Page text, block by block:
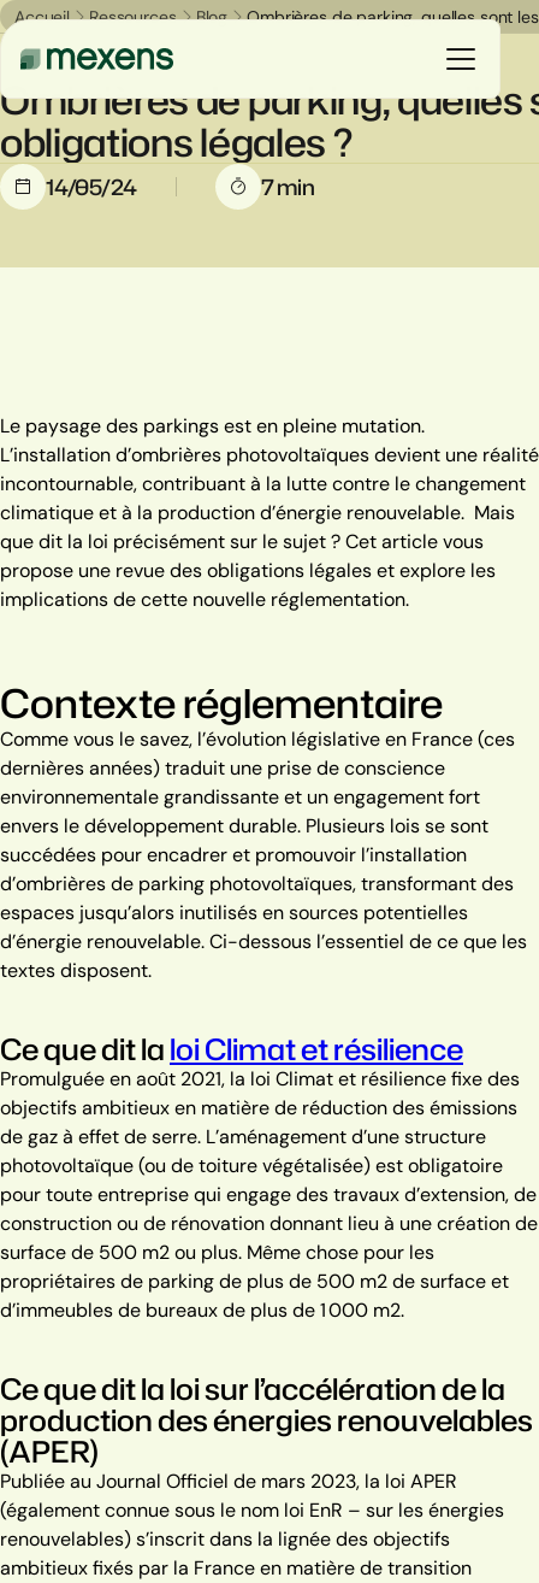
Vous êtes
Le groupe
Accueil Ressources Blog
Ombrières de parking, quelles sont
Blog
Ombrières de parking, quelles
obligations légales ?
14/05/24 7 min
Le paysage des parkings est en pleine mutation.
L’installation d’ombrières photovoltaïques devient une réalité
incontournable, contribuant à la lutte contre le changement
climatique et à la production d’énergie renouvelable. Mais
que dit la loi précisément sur le sujet ? Cet article vous
propose une revue des obligations légales et explore les
implications de cette nouvelle réglementation.
Contexte réglementaire
Comme vous le savez, l’évolution législative en France (ces
dernières années) traduit une prise de conscience
environnementale grandissante et un engagement fort
envers le développement durable. Plusieurs lois se sont
succédées pour encadrer et promouvoir l’installation
d’ombrières de parking photovoltaïques, transformant des
espaces jusqu’alors inutilisés en sources potentielles
d’énergie renouvelable.Ci-dessous l’essentiel de ce que les
textes disposent.
Ce que dit ​​laloi Climat et résilience
Promulguée en août 2021, la loi Climat et résilience fixe des
objectifs ambitieux en matière de réduction des émissions
de gaz à effet de serre. L’aménagement d’une structure
photovoltaïque (ou de toiture végétalisée) est obligatoire
pour toute entreprise qui engage des travaux d’extension, de
construction ou de rénovation donnant lieu à une création de
surface de 500 m2 ou plus. Même chose pour les
propriétaires de parking de plus de 500 m2 de surface et
d’immeubles de bureaux de plus de 1 000 m2.
Ce que dit la loi sur l’accélération de la
production des énergies renouvelables
(APER)
Publiée au Journal Officiel de mars 2023, la loi APER
(également connue sous le nom loi EnR – sur les énergies
renouvelables) s’inscrit dans la lignée des objectifs
ambitieux fixés par la France en matière de transition